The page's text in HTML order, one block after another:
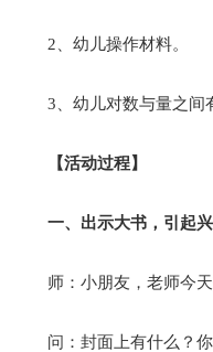
2、幼儿操作材料。
3、幼儿对数与量之间
【活动过程】
一、出示大书，引起兴
师：小朋友，老师今
问：封面上有什么？